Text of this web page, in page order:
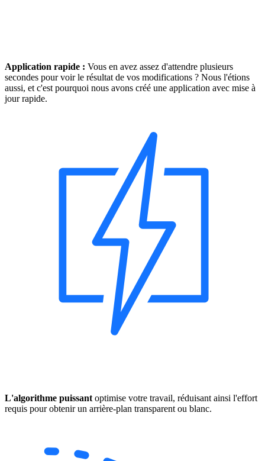
Application rapide : Vous en avez assez d'attendre plusieurs
secondes pour voir le résultat de vos modifications ? Nous l'étions
aussi, et c'est pourquoi nous avons créé une application avec mise à
jour rapide.
L'algorithme puissant optimise votre travail, réduisant ainsi l'effort
requis pour obtenir un arrière-plan transparent ou blanc.